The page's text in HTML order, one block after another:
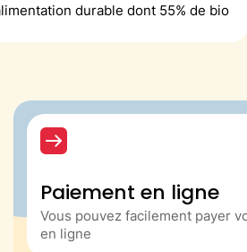
durable dont 55% de bio
Paiement en ligne
Vous pouvez facilement payer
en ligne